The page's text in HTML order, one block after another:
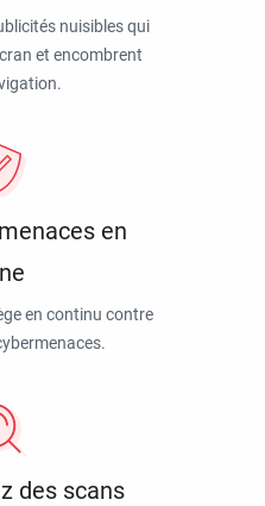
nuisibles qui
et encombrent
en
en continu contre
des scans